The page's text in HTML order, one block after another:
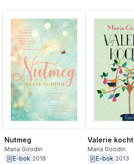
Nutmeg
Maria Goodin
E-bok 2018
Valerie kocht
Maria Goodin
E-bok 2013